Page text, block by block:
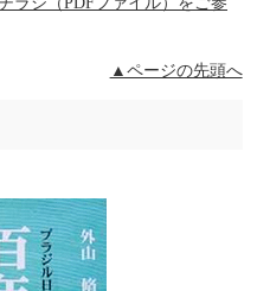
▲ページの先頭へ